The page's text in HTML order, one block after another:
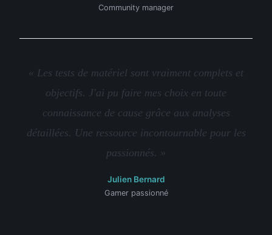
Community manager
« Les tests de matériel sont vraiment complets et
objectifs. J'ai pu faire mes choix en toute
connaissance de cause grâce aux analyses
détaillées. Une ressource incontournable pour les
passionnés. »
Julien Bernard
Gamer passionné